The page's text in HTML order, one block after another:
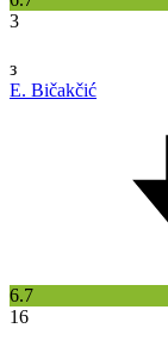
3
з
E. Bičakčić
6.7
16